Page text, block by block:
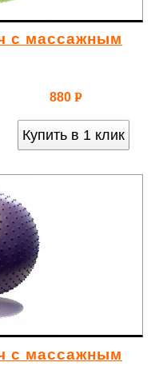
с массажным
880 Р
Купить в 1 клик
с массажным